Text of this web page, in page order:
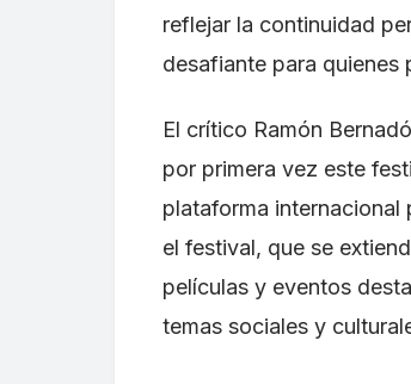
reflejar la continuidad
desafiante para quienes
El crítico Ramón
por primera vez este
plataforma internacional
el festival, que se
películas y eventos
temas sociales y